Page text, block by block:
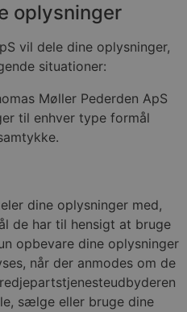
oplysninger
vil dele dine oplysninger,
situationer:
Møller Pederden ApS
til enhver type formål
dine oplysninger med,
de har til hensigt at bruge
opbevare dine oplysninger
når der anmodes om de
sælge eller bruge dine